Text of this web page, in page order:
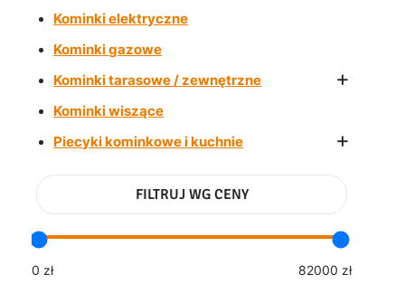
Kominki elektryczne
Kominki gazowe
+
Kominki tarasowe / zewnętrzne
Kominki wiszące
+
Piecyki kominkowe i kuchnie
FILTRUJ WG CENY
0 zł 82000 zł